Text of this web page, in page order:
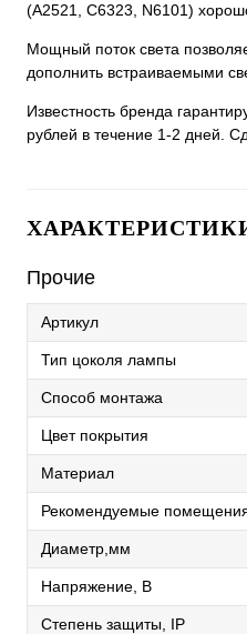
(A2521, C6323, N6101)
Мощный поток света
дополнить встраиваемыми
Известность бренда
рублей в течение 1-2 дней.
Прочие
Артикул
Тип цоколя лампы
Способ монтажа
Цвет покрытия
Материал
Рекомендуемые
Диаметр,мм
Напряжение, В
Степень защиты, IP